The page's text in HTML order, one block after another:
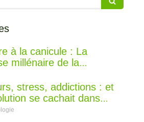
à la canicule : La
millénaire de la
stress, addictions : et
se cachait dans
?